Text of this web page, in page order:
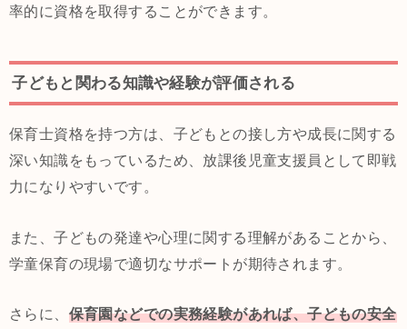
率的に資格を取得することができます。
子どもと関わる知識や経験が評価される
保育士資格を持つ方は、子どもとの接し方や成長に関する
深い知識をもっているため、放課後児童支援員として即戦
力になりやすいです。
また、子どもの発達や心理に関する理解があることから、
学童保育の現場で適切なサポートが期待されます。
さらに、 保育園などでの実務経験があれば、子どもの安全